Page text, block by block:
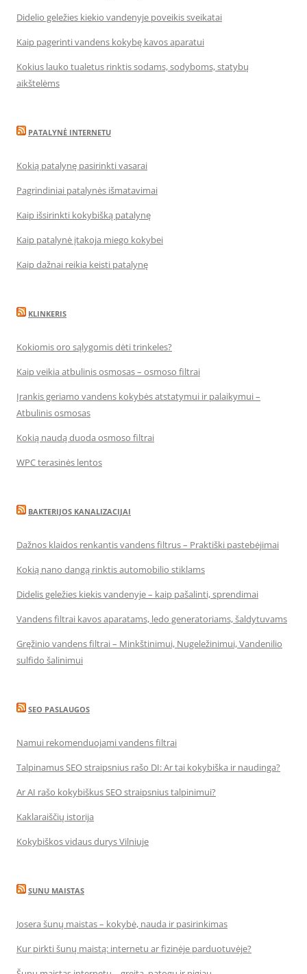
Didelio geležies kiekio vandenyje poveikis sveikatai
Kaip pagerinti vandens kokybę kavos aparatui
Kokius lauko tualetus rinktis sodams, sodyboms, statybų
aikštelėms
PATALYNĖ INTERNETU
Kokią patalynę pasirinkti vasarai
Pagrindiniai patalynės išmatavimai
Kaip išsirinkti kokybišką patalynę
Kaip patalynė įtakoja miego kokybei
Kaip dažnai reikia keisti patalynę
KLINKERIS
Kokiomis oro sąlygomis dėti trinkeles?
Kaip veikia atbulinis osmosas – osmoso filtrai
Įrankis geriamo vandens kokybės atstatymui ir palaikymui –
Atbulinis osmosas
Kokią naudą duoda osmoso filtrai
WPC terasinės lentos
BAKTERIJOS KANALIZACIJAI
Dažnos klaidos renkantis vandens filtrus – Praktiški pastebėjimai
Kokią nano dangą rinktis automobilio stiklams
Didelis geležies kiekis vandenyje – kaip pašalinti, sprendimai
Vandens filtrai kavos aparatams, ledo generatoriams, šaldytuvams
Gręžinio vandens filtrai – Minkštinimui, Nugeležinimui, Vandenilio
sulfido šalinimui
SEO PASLAUGOS
Namui rekomenduojami vandens filtrai
Talpinamus SEO straipsnius rašo DI: Ar tai kokybiška ir naudinga?
Ar AI rašo kokybiškus SEO straipsnius talpinimui?
Kaklaraiščių istorija
Kokybiškos vidaus durys Vilniuje
SUNU MAISTAS
Josera šunų maistas – kokybė, nauda ir pasirinkimas
Kur pirkti šunų maistą: internetu ar fizinėje parduotuvėje?